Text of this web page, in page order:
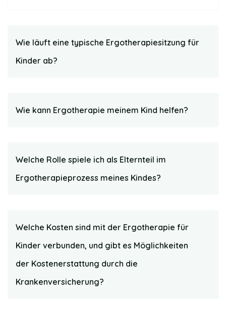
Wie läuft eine typische Ergotherapiesitzung für
Kinder ab?
Wie kann Ergotherapie meinem Kind helfen?
Welche Rolle spiele ich als Elternteil im
Ergotherapieprozess meines Kindes?
Welche Kosten sind mit der Ergotherapie für
Kinder verbunden, und gibt es Möglichkeiten
der Kostenerstattung durch die
Krankenversicherung?